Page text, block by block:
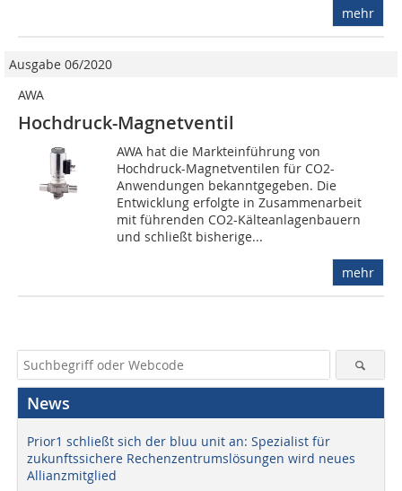
mehr
Ausgabe 06/2020
AWA
Hochdruck-Magnetventil
AWA hat die Markteinführung von
Hochdruck-Magnetventilen für CO2-
Anwendungen bekanntgegeben. Die
Entwicklung erfolgte in Zusammenarbeit
mit führenden CO2-Kälteanlagenbauern
und schließt bisherige...
mehr
News
Prior1 schließt sich der bluu unit an: Spezialist für
zukunftssichere Rechenzentrumslösungen wird neues
Allianzmitglied